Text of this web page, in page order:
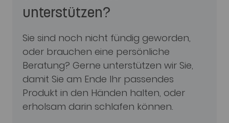
unterstützen?
Sie sind noch nicht fündig geworden,
oder brauchen eine persönliche
Beratung? Gerne unterstützen wir Sie,
damit Sie am Ende Ihr passendes
Produkt in den Händen halten, oder
erholsam darin schlafen können.